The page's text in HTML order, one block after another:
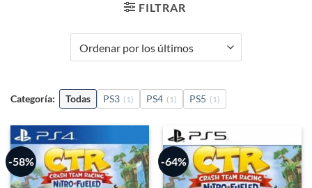
FILTRAR
Categoría: Todas PS3 (1) PS4 (1) PS5 (1)
-58% -64%